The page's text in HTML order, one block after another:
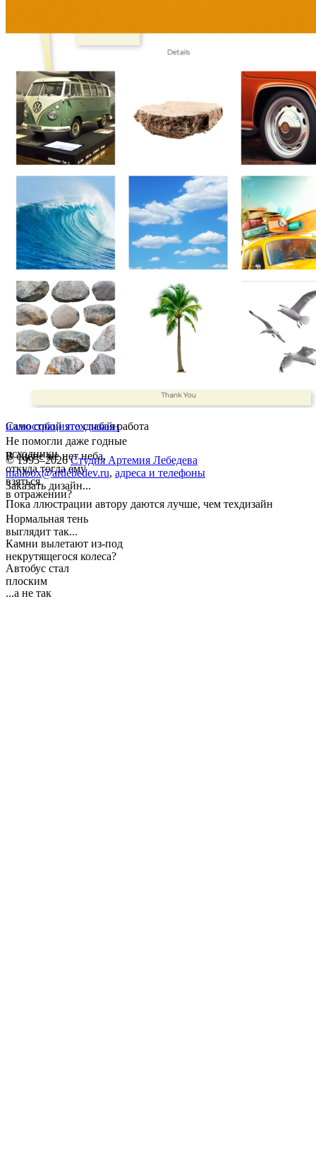
Само собой это слабая работа
Не помогли даже годные
исходники
В сцене же нет неба,
откуда тогда ему
взяться
в отражении?
Пока ллюстрации автору даются лучше, чем техдизайн
Нормальная тень
выглядит так...
Камни вылетают из-под
некрутящегося колеса?
Автобус стал
плоским
...а не так
иллюстрациятехдизайн
© 1995–2026 Студия Артемия Лебедева
mailbox@artlebedev.ru, адреса и телефоны
Заказать дизайн...